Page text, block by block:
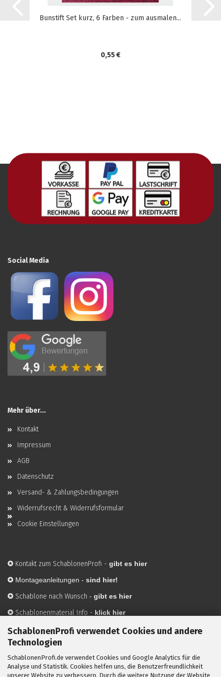
SchablonenProfi verwendet Cookies und andere
Technologien
SchablonenProfi.de verwendet Cookies und Google Analytics für die
Analyse und Statistik. Cookies helfen uns, die Benutzerfreundlichkeit
unserer Website zu verbessern. Durch die weitere Nutzung der Website
Bunstift Set kurz, 6 Farben - zum ausmalen...
0,55 €
Social Media
Mehr über...
Kontakt
Impressum
AGB
Datenschutz
Versand- & Zahlungsbedingungen
Widerrufsrecht & Widerrufsformular
Cookie Einstellungen
✪ Kontakt zum SchablonenProfi - gibt es hier
✪ Montageanleitungen - sind hier!
✪ Schablone nach Wunsch - gibt es hier
✪ Schablonenmaterial Info - klick hier
✪Hersteller-hier mehr Infos
Mit ✪ gekennzeichnete Bilder sind KI-generierte